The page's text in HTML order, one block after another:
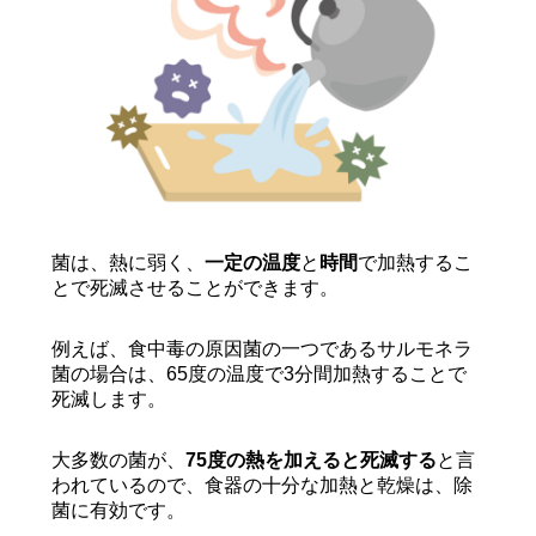
菌は、熱に弱く、 一定の温度と 時間で加熱するこ
とで死滅させることができます。
例えば、食中毒の原因菌の一つであるサルモネラ
菌の場合は、65度の温度で3分間加熱することで
死滅します。
大多数の菌が、 75度の熱を加えると死滅すると言
われているので、食器の十分な加熱と乾燥は、除
菌に有効です。